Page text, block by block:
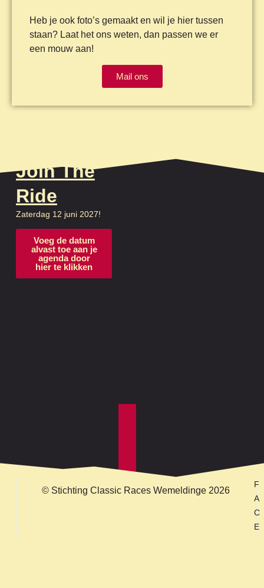
Heb je ook foto’s gemaakt en wil je hier tussen
staan? Laat het ons weten, dan passen we er
een mouw aan!
Mail ons
Join The
Ride
Zaterdag 12 juni 2027!
Voeg de datum
alvast toe aan je
agenda door
hier te klikken
© Stichting Classic Races Wemeldinge 2026
F
A
C
E
B